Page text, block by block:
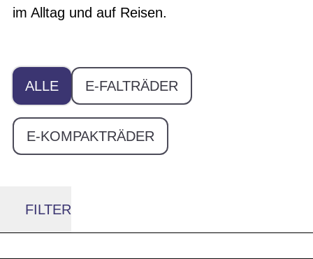
im Alltag und auf Reisen.
ALLE E-FALTRÄDER
E-KOMPAKTRÄDER
FILTER